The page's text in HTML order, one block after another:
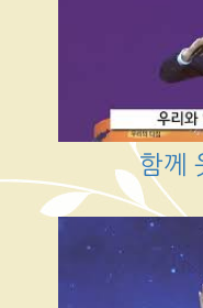
함께